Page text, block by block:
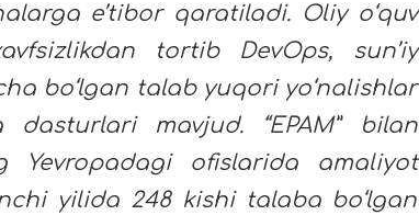
e’tibor qaratiladi. Oliy o‘quv
tortib DevOps, sun’iy
bo‘lgan talab yuqori yo‘nalishlar
mavjud. “EPAM” bilan
Yevropadagi ofislarida amaliyot
yilida 248 kishi talaba bo‘lgan